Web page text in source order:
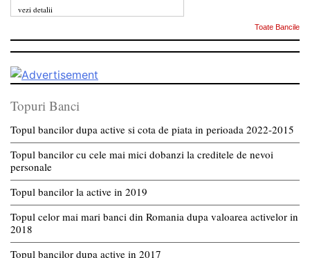
vezi detalii
Toate Bancile
Topuri Banci
Topul bancilor dupa active si cota de piata in perioada 2022-2015
Topul bancilor cu cele mai mici dobanzi la creditele de nevoi
personale
Topul bancilor la active in 2019
Topul celor mai mari banci din Romania dupa valoarea activelor in
2018
Topul bancilor dupa active in 2017